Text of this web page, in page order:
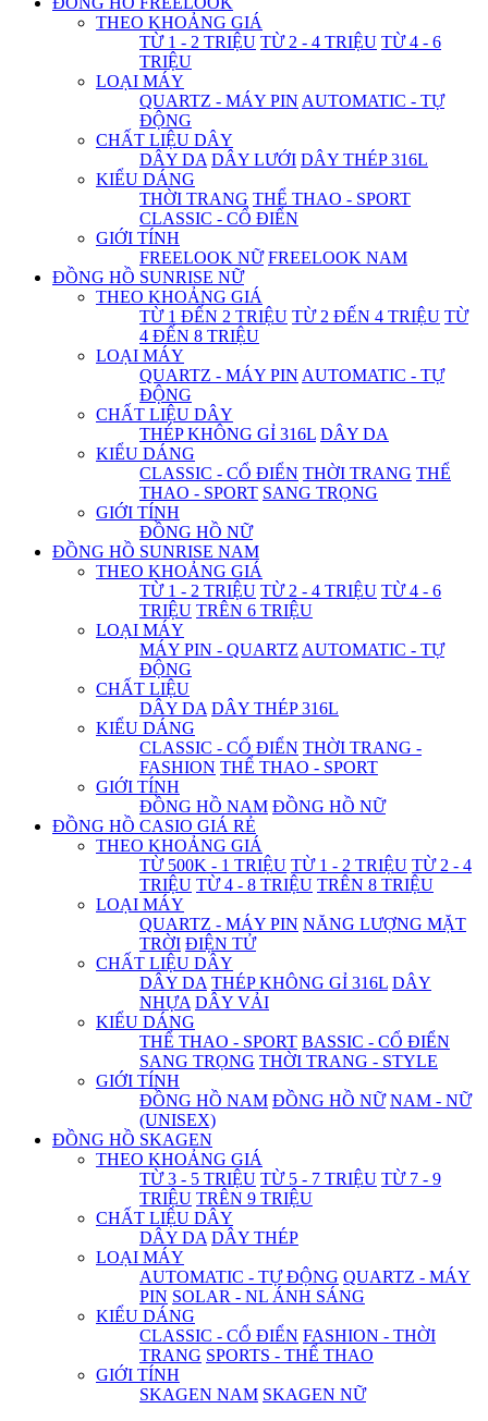
THEO KHOẢNG GIÁ
TỪ 1 - 2 TRIỆU TỪ 2 - 4 TRIỆU TỪ 4 - 6
TRIỆU
LOẠI MÁY
QUARTZ - MÁY PIN AUTOMATIC - TỰ
ĐỘNG
CHẤT LIỆU DÂY
DÂY DA DÂY LƯỚI DÂY THÉP 316L
KIỂU DÁNG
THỜI TRANG THỂ THAO - SPORT
CLASSIC - CỔ ĐIỂN
GIỚI TÍNH
FREELOOK NỮ FREELOOK NAM
ĐỒNG HỒ SUNRISE NỮ
THEO KHOẢNG GIÁ
TỪ 1 ĐẾN 2 TRIỆU TỪ 2 ĐẾN 4 TRIỆU TỪ
4 ĐẾN 8 TRIỆU
LOẠI MÁY
QUARTZ - MÁY PIN AUTOMATIC - TỰ
ĐỘNG
CHẤT LIỆU DÂY
THÉP KHÔNG GỈ 316L DÂY DA
KIỂU DÁNG
CLASSIC - CỔ ĐIỂN THỜI TRANG THỂ
THAO - SPORT SANG TRỌNG
GIỚI TÍNH
ĐỒNG HỒ NỮ
ĐỒNG HỒ SUNRISE NAM
THEO KHOẢNG GIÁ
TỪ 1 - 2 TRIỆU TỪ 2 - 4 TRIỆU TỪ 4 - 6
TRIỆU TRÊN 6 TRIỆU
LOẠI MÁY
MÁY PIN - QUARTZ AUTOMATIC - TỰ
ĐỘNG
CHẤT LIỆU
DÂY DA DÂY THÉP 316L
KIỂU DÁNG
CLASSIC - CỔ ĐIỂN THỜI TRANG -
FASHION THỂ THAO - SPORT
GIỚI TÍNH
ĐỒNG HỒ NAM ĐỒNG HỒ NỮ
ĐỒNG HỒ CASIO GIÁ RẺ
THEO KHOẢNG GIÁ
TỪ 500K - 1 TRIỆU TỪ 1 - 2 TRIỆU TỪ 2 - 4
TRIỆU TỪ 4 - 8 TRIỆU TRÊN 8 TRIỆU
LOẠI MÁY
QUARTZ - MÁY PIN NĂNG LƯỢNG MẶT
TRỜI ĐIỆN TỬ
CHẤT LIỆU DÂY
DÂY DA THÉP KHÔNG GỈ 316L DÂY
NHỰA DÂY VẢI
KIỂU DÁNG
THỂ THAO - SPORT BASSIC - CỔ ĐIỂN
SANG TRỌNG THỜI TRANG - STYLE
GIỚI TÍNH
ĐỒNG HỒ NAM ĐỒNG HỒ NỮ NAM - NỮ
(UNISEX)
ĐỒNG HỒ SKAGEN
THEO KHOẢNG GIÁ
TỪ 3 - 5 TRIỆU TỪ 5 - 7 TRIỆU TỪ 7 - 9
TRIỆU TRÊN 9 TRIỆU
CHẤT LIỆU DÂY
DÂY DA DÂY THÉP
LOẠI MÁY
AUTOMATIC - TỰ ĐỘNG QUARTZ - MÁY
PIN SOLAR - NL ÁNH SÁNG
KIỂU DÁNG
CLASSIC - CỔ ĐIỂN FASHION - THỜI
TRANG SPORTS - THỂ THAO
GIỚI TÍNH
SKAGEN NAM SKAGEN NỮ